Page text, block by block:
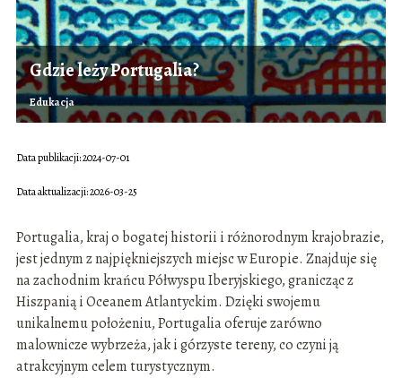
Gdzie leży Portugalia?
Edukacja
Data publikacji: 2024-07-01
Data aktualizacji: 2026-03-25
Portugalia, kraj o bogatej historii i różnorodnym krajobrazie,
jest jednym z najpiękniejszych miejsc w Europie. Znajduje się
na zachodnim krańcu Półwyspu Iberyjskiego, granicząc z
Hiszpanią i Oceanem Atlantyckim. Dzięki swojemu
unikalnemu położeniu, Portugalia oferuje zarówno
malownicze wybrzeża, jak i górzyste tereny, co czyni ją
atrakcyjnym celem turystycznym.